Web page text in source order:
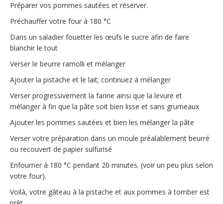
Préparer vos pommes sautées et réserver.
Préchauffer votre four à 180 °C
Dans un saladier fouetter les œufs le sucre afin de faire
blanchir le tout
Verser le beurre ramolli et mélanger
Ajouter la pistache et le lait; continuez à mélanger
Verser progressivement la farine ainsi que la levure et
mélanger à fin que la pâte soit bien lisse et sans grumeaux
Ajouter les pommes sautées et bien les mélanger la pâte
Verser votre préparation dans un moule préalablement beurré
ou recouvert de papier sulfurisé
Enfourner à 180 °C pendant 20 minutes. (voir un peu plus selon
votre four).
Voilà, votre gâteau à la pistache et aux pommes à tomber est